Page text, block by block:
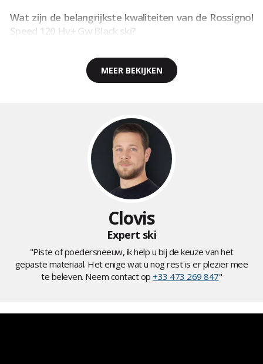
Wat zijn de belangrijkste kwaliteiten van de Rossignol
Speed 120 Hv+ Gw Black ski?
MEER BEKIJKEN
Clovis
Expert ski
"Piste of poedersneeuw, ik help u bij de keuze van het
gepaste materiaal. Het enige wat u nog rest is er plezier mee
te beleven. Neem contact op +33 473 269 847"